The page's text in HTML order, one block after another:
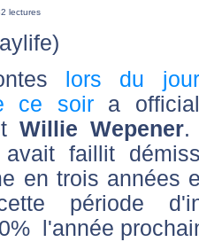
lectures
lors du
ce soira
Willie Wepener.
faillit
en trois années
période
l'année